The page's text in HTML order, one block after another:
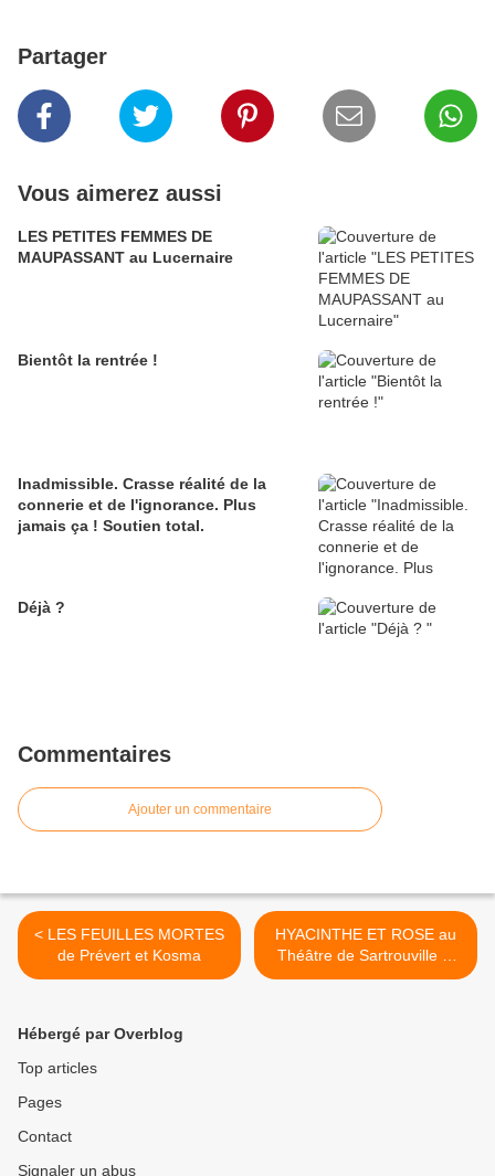
Partager
Vous aimerez aussi
LES PETITES FEMMES DE
MAUPASSANT au Lucernaire
Bientôt la rentrée !
Inadmissible. Crasse réalité de la
connerie et de l'ignorance. Plus
jamais ça ! Soutien total.
Déjà ?
Commentaires
Ajouter un commentaire
< LES FEUILLES MORTES
de Prévert et Kosma
HYACINTHE ET ROSE au
Théâtre de Sartrouville et
des Yvelines >
Hébergé par Overblog
Top articles
Pages
Contact
Signaler un abus